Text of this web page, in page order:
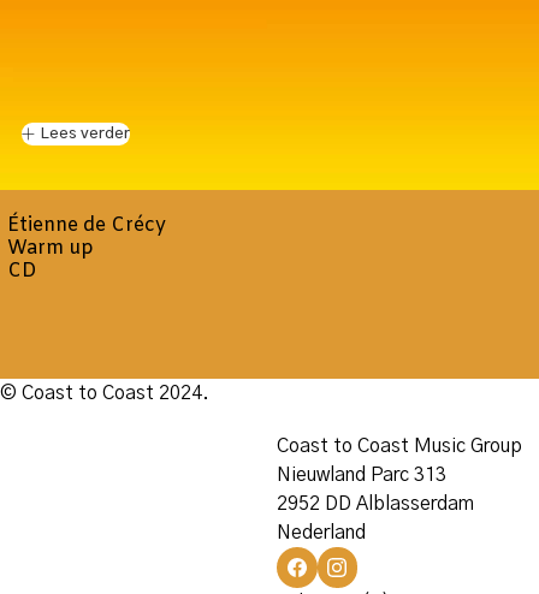
Lees verder
Étienne de Crécy
Warm up
CD
© Coast to Coast 2024.
Coast to Coast Music Group
Nieuwland Parc 313
2952 DD Alblasserdam
Nederland